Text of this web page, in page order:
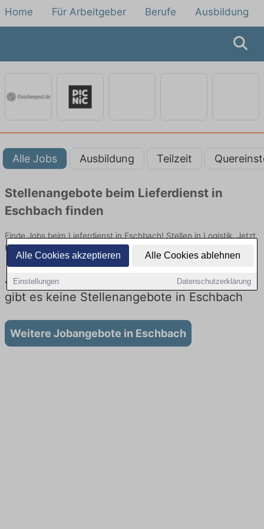
Alle Cookies akzeptieren Alle Cookies ablehnen
Einstellungen Datenschutzerklärung
Home Für Arbeitgeber Berufe Ausbildung
Alle Jobs Ausbildung Teilzeit
Stellenangebote beim Lieferdienst in
Eschbach finden
Finde Jobs beim Lieferdienst in Eschbach! Stellen in Logistik. Jetzt
bewerben!
Jobs beim Lieferdienst in Eschbach: Aktuell
gibt es keine Stellenangebote in Eschbach
Weitere Jobangebote in Eschbach